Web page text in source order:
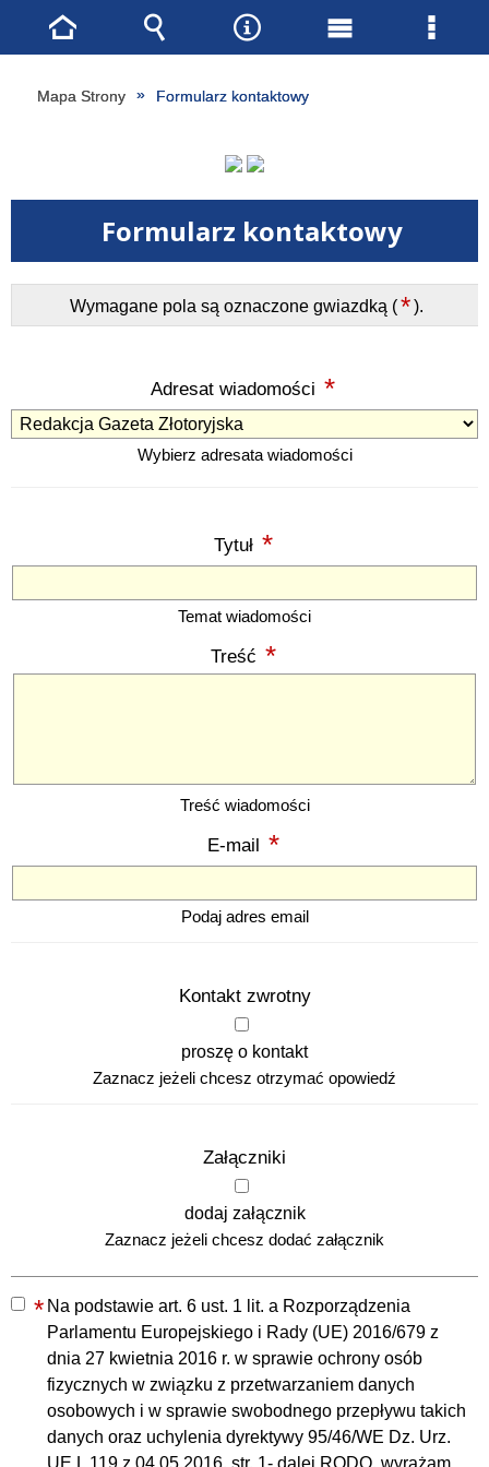
Mapa Strony Formularz kontaktowy
Formularz kontaktowy
Wymagane pola są oznaczone gwiazdką (*).
Adresat wiadomości *
Wybierz adresata wiadomości
Tytuł *
Temat wiadomości
Treść *
Treść wiadomości
E-mail *
Podaj adres email
Kontakt zwrotny
proszę o kontakt
Zaznacz jeżeli chcesz otrzymać opowiedź
Załączniki
dodaj załącznik
Zaznacz jeżeli chcesz dodać załącznik
* Na podstawie art. 6 ust. 1 lit. a Rozporządzenia
Parlamentu Europejskiego i Rady (UE) 2016/679 z
dnia 27 kwietnia 2016 r. w sprawie ochrony osób
fizycznych w związku z przetwarzaniem danych
osobowych i w sprawie swobodnego przepływu takich
danych oraz uchylenia dyrektywy 95/46/WE Dz. Urz.
Strona
główna
Wyszukiwarka
NarzędziaMenu
Menu